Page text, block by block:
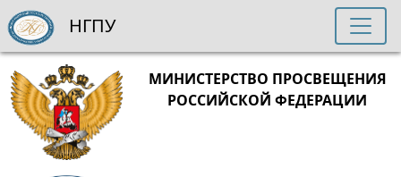
МИНИСТЕРСТВО ПРОСВЕЩЕНИЯ
РОССИЙСКОЙ ФЕДЕРАЦИИ
НГПУ